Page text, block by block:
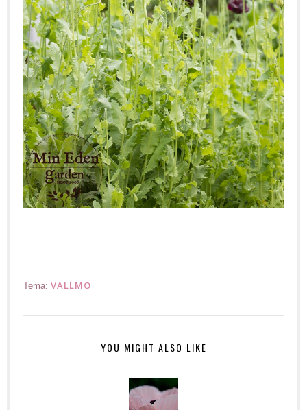
Tema: VALLMO
YOU MIGHT ALSO LIKE